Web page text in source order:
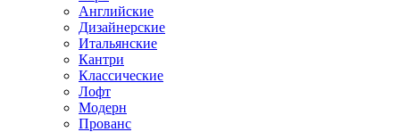
Английские
Дизайнерские
Итальянские
Кантри
Классические
Лофт
Модерн
Прованс